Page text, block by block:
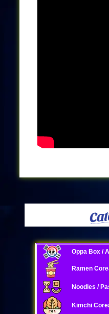
Oppa Box /
Ramen
Noodles /
Kimchi